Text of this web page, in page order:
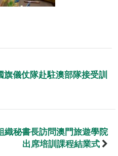
旗儀仗隊赴駐澳部隊接受訓
織秘書長訪問澳門旅遊學院
出席培訓課程結業式